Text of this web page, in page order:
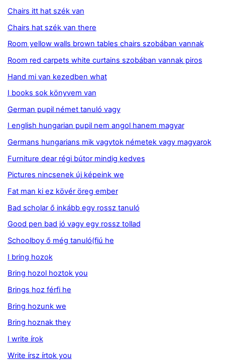
Chairs itt hat szék van
Chairs hat szék van there
Room yellow walls brown tables chairs szobában vannak
Room red carpets white curtains szobában vannak piros
Hand mi van kezedben what
I books sok könyvem van
German pupil német tanuló vagy
I english hungarian pupil nem angol hanem magyar
Germans hungarians mik vagytok németek vagy magyarok
Furniture dear régi bútor mindig kedves
Pictures nincsenek új képeink we
Fat man ki ez kövér öreg ember
Bad scholar ő inkább egy rossz tanuló
Good pen bad jó vagy egy rossz tollad
Schoolboy ő még tanuló(fiú he
I bring hozok
Bring hozol hoztok you
Brings hoz férfi he
Bring hozunk we
Bring hoznak they
I write írok
Write írsz írtok you